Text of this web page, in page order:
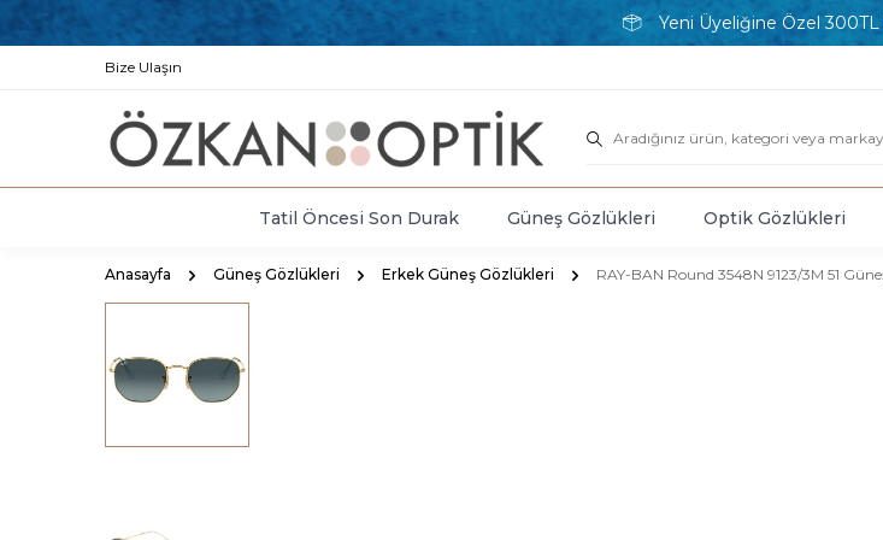
Yeni Üyeliğine Özel 300TL
Bize Ulaşın
Tatil Öncesi Son Durak Güneş Gözlükleri Optik Gözlükleri
Anasayfa Güneş Gözlükleri Erkek Güneş Gözlükleri RAY-BAN Round 3548N 9123/3M 51